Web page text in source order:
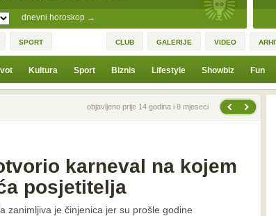
dnevni horoskop →
SPORT CLUB GALERIJE VIDEO
Kultura Sport Biznis Lifestyle Showbiz Fun
Prethodna vijestobjavljeno prije 14 godina i 8 mjeseci
karneval na kojem
posjetitelja
zanimljiva je činjenica jer su prošle godine